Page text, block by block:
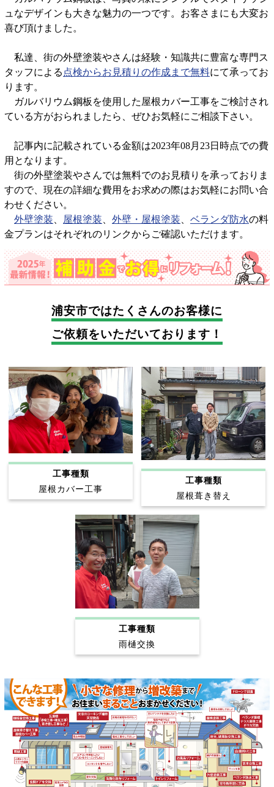
ュなデザインも大きな魅力の一つです。お客さまにも大変お
喜び頂けました。
私達、街の外壁塗装やさんは経験・知識共に豊富な専門ス
タッフによる 点検からお見積りの作成まで無料にて承ってお
ります。
ガルバリウム鋼板を使用した屋根カバー工事をご検討され
ている方がおられましたら、ぜひお気軽にご相談下さい。
記事内に記載されている金額は2023年08月23日時点での費
用となります。
街の外壁塗装やさんでは無料でのお見積りを承っておりま
すので、現在の詳細な費用をお求めの際はお気軽にお問い合
わせください。
外壁塗装
屋根塗装 外壁・屋根塗装 ベランダ防水の料
金プランはそれぞれのリンクからご確認いただけます。
浦安市ではたくさんのお客様に
ご依頼をいただいております！
工事種類
屋根カバー工事
工事種類
屋根葺き替え
工事種類
雨樋交換